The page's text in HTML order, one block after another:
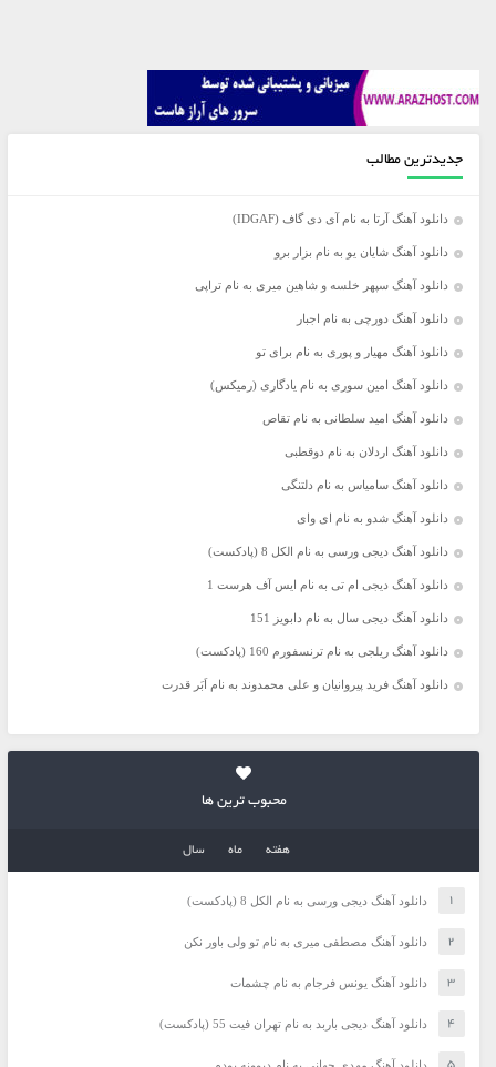
جدیدترین مطالب
دانلود آهنگ آرتا به نام آی دی گاف (IDGAF)
دانلود آهنگ شایان یو به نام بزار برو
دانلود آهنگ سپهر خلسه و شاهین میری به نام تراپی
دانلود آهنگ دورچی به نام اجبار
دانلود آهنگ مهیار و پوری به نام برای تو
دانلود آهنگ امین سوری به نام یادگاری (رمیکس)
دانلود آهنگ امید سلطانی به نام تقاص
دانلود آهنگ اردلان به نام دوقطبی
دانلود آهنگ سامیاس به نام دلتنگی
دانلود آهنگ شدو به نام ای وای
دانلود آهنگ دیجی ورسی به نام الکل 8 (پادکست)
دانلود آهنگ دیجی ام تی به نام ایس آف هرست 1
دانلود آهنگ دیجی سال به نام دابویز 151
دانلود آهنگ ریلجی به نام ترنسفورم 160 (پادکست)
دانلود آهنگ فرید پیروانیان و علی محمدوند به نام اَبَر قدرت
محبوب ترین ها
هفته ماه سال
دانلود آهنگ دیجی ورسی به نام الکل 8 (پادکست)
دانلود آهنگ مصطفی میری به نام تو ولی باور نکن
دانلود آهنگ یونس فرجام به نام چشمات
دانلود آهنگ دیجی باربد به نام تهران فیت 55 (پادکست)